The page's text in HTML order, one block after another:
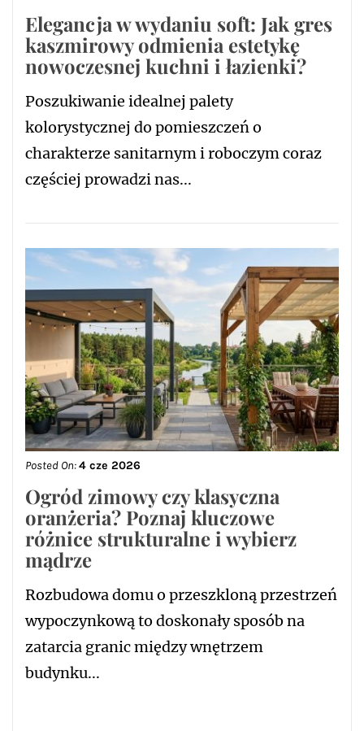
Elegancja w wydaniu soft: Jak gres
kaszmirowy odmienia estetykę
nowoczesnej kuchni i łazienki?
Poszukiwanie idealnej palety
kolorystycznej do pomieszczeń o
charakterze sanitarnym i roboczym coraz
częściej prowadzi nas...
Posted On:4 cze 2026
Ogród zimowy czy klasyczna
oranżeria? Poznaj kluczowe
różnice strukturalne i wybierz
mądrze
Rozbudowa domu o przeszkloną przestrzeń
wypoczynkową to doskonały sposób na
zatarcia granic między wnętrzem
budynku...